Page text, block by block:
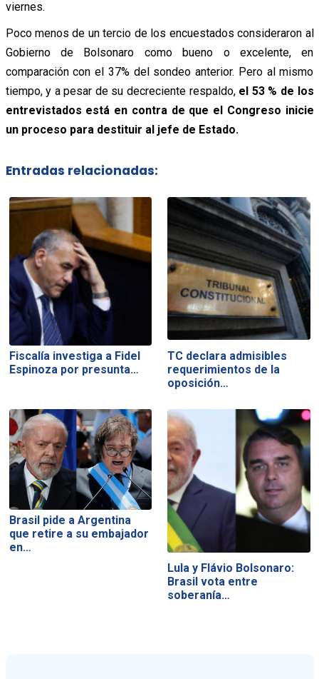
viernes.
Poco menos de un tercio de los encuestados consideraron al
Gobierno de Bolsonaro como bueno o excelente, en
comparación con el 37% del sondeo anterior. Pero al mismo
tiempo, y a pesar de su decreciente respaldo, el 53 % de los
entrevistados está en contra de que el Congreso inicie
un proceso para destituir al jefe de Estado.
Entradas relacionadas:
Fiscalía investiga a Fidel
Espinoza por presunta…
TC declara admisibles
requerimientos de la
oposición…
Brasil pide a Argentina
que retire a su embajador
en…
Lula y Flávio Bolsonaro:
Brasil vota entre
soberanía…